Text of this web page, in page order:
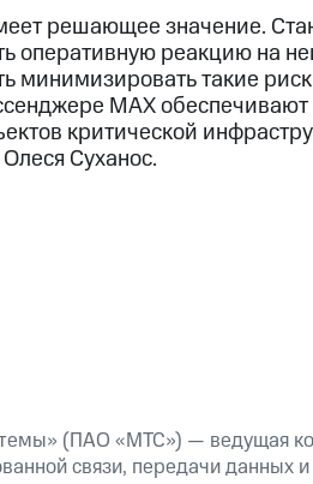
решающее значение.
оперативную реакцию на
минимизировать такие
MAX обеспечивают
критической
Суханос.
(ПАО «МТС») — ведущая
связи, передачи данных и